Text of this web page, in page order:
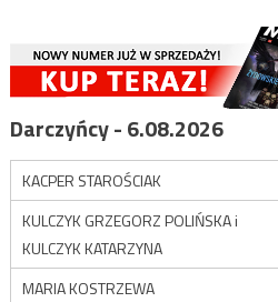
Darczyńcy - 6.08.2026
KACPER STAROŚCIAK
KULCZYK GRZEGORZ POLIŃSKA i
KULCZYK KATARZYNA
MARIA KOSTRZEWA